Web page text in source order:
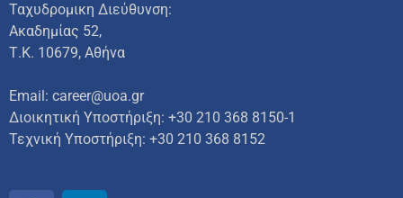
Ταχυδρομικη Διεύθυνση:
Ακαδημίας 52,
Τ.Κ. 10679, Αθήνα
Email: career@uoa.gr
Διοικητική Υποστήριξη: +30 210 368 8150-1
Τεχνική Υποστήριξη: +30 210 368 8152